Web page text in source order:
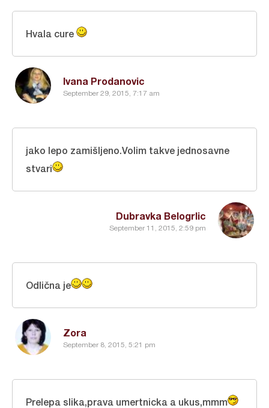
Ivana Prodanovic
September 29, 2015, 7:17 am
Hvala cure
Dubravka Belogrlic
September 11, 2015, 2:59 pm
jako lepo zamišljeno.Volim takve jednosavne
stvari
Zora
September 8, 2015, 5:21 pm
Odlična je
Prelepa slika,prava umertnicka a ukus,mmm